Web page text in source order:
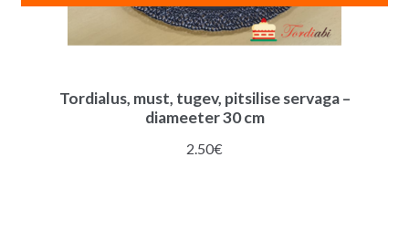
Tordialus, must, tugev, pitsilise servaga –
diameeter 30 cm
2.50€